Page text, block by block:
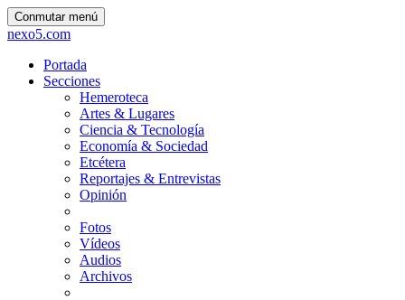
Conmutar menú
nexo5.com
Portada
Secciones
Hemeroteca
Artes & Lugares
Ciencia & Tecnología
Economía & Sociedad
Etcétera
Reportajes & Entrevistas
Opinión
Fotos
Vídeos
Audios
Archivos